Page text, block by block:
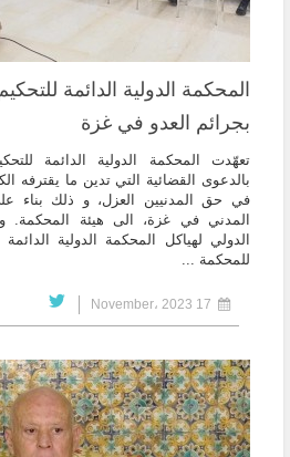
المحكمة الدولية الدائمة
بجرائم العدو في غزة
تعهّدت المحكمة الدولية الدائمة
بالدعوى القضائية التي تدين ما يقترفه
في حق المدنيين العزل، و ذلك بناء
المدني في غزة، الى هيئة المحكمة.
الدولي لهياكل المحكمة الدولية
للمحكمة ...